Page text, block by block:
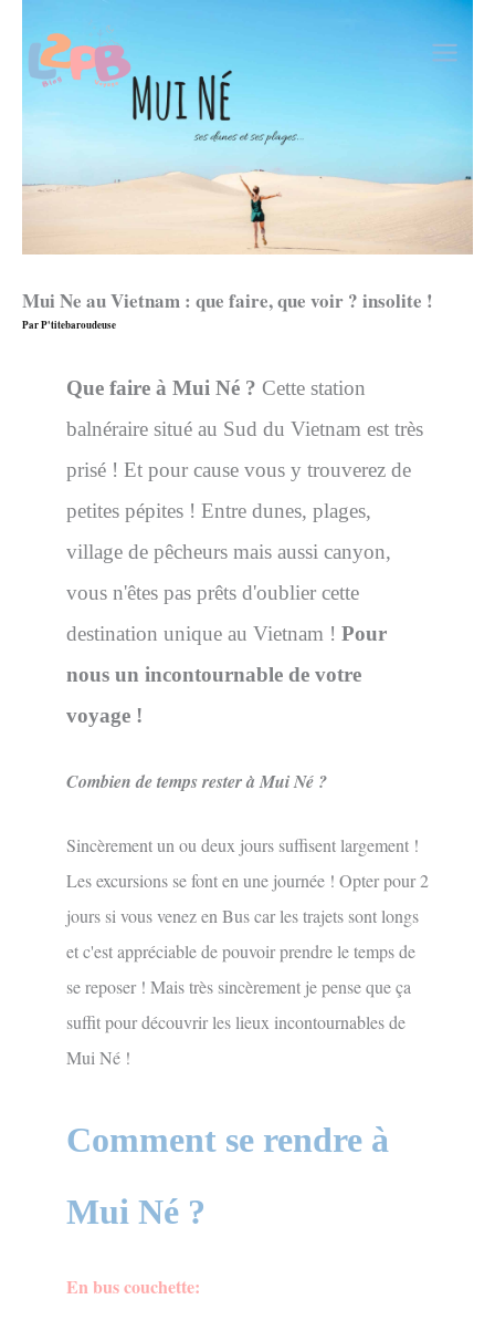
contenu
Mui Ne au Vietnam : que faire, que voir ? insolite !
ParP'titebaroudeuse
Que faire à Mui Né ? Cette station
balnéraire situé au Sud du Vietnam est très
prisé ! Et pour cause vous y trouverez de
petites pépites ! Entre dunes, plages,
village de pêcheurs mais aussi canyon,
vous n'êtes pas prêts d'oublier cette
destination unique au Vietnam ! Pour
nous un incontournable de votre
voyage !
Combien de temps rester à Mui Né ?
Sincèrement un ou deux jours suffisent largement !
Les excursions se font en une journée ! Opter pour 2
jours si vous venez en Bus car les trajets sont longs
et c'est appréciable de pouvoir prendre le temps de
se reposer ! Mais très sincèrement je pense que ça
suffit pour découvrir les lieux incontournables de
Mui Né !
Comment se rendre à
Mui Né ?
En bus couchette: